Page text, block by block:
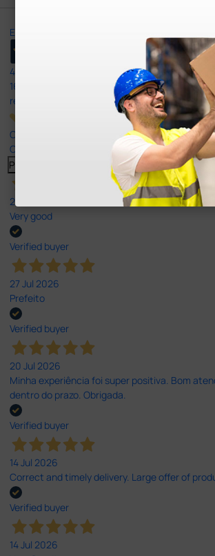
Excellent
4,8
165
reviews
Our 4 and 5 star reviews.
Click here to read them all >
Previous
27 Jul 2026
Very good
Verified buyer
27 Jul 2026
Prefeito
Verified buyer
20 Jul 2026
Minha experiência foi super positiva. Bom
dentro do prazo. Obrigada.
Verified buyer
14 Jul 2026
Correct and timely delivery. Large offer of
Verified buyer
14 Jul 2026